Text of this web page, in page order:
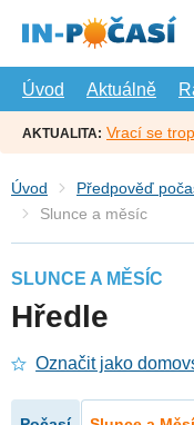
hlavní
Úvod
Aktuálně
AKTUALITA: Vrací se
Úvod Předpověď
Slunce a měsíc
SLUNCE A MĚSÍC
Hředle
Označit jako